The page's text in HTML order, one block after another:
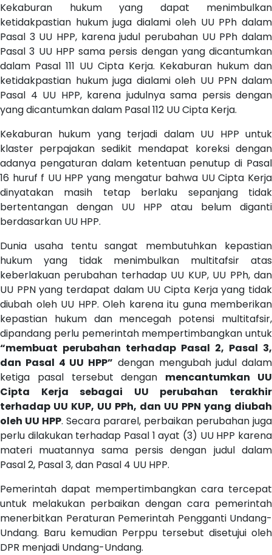
Kekaburan hukum yang dapat menimbulkan
ketidakpastian hukum juga dialami oleh UU PPh dalam
Pasal 3 UU HPP, karena judul perubahan UU PPh dalam
Pasal 3 UU HPP sama persis dengan yang dicantumkan
dalam Pasal 111 UU Cipta Kerja. Kekaburan hukum dan
ketidakpastian hukum juga dialami oleh UU PPN dalam
Pasal 4 UU HPP, karena judulnya sama persis dengan
yang dicantumkan dalam Pasal 112 UU Cipta Kerja.
Kekaburan hukum yang terjadi dalam UU HPP untuk
klaster perpajakan sedikit mendapat koreksi dengan
adanya pengaturan dalam ketentuan penutup di Pasal
16 huruf f UU HPP yang mengatur bahwa UU Cipta Kerja
dinyatakan masih tetap berlaku sepanjang tidak
bertentangan dengan UU HPP atau belum diganti
berdasarkan UU HPP.
Dunia usaha tentu sangat membutuhkan kepastian
hukum yang tidak menimbulkan multitafsir atas
keberlakuan perubahan terhadap UU KUP, UU PPh, dan
UU PPN yang terdapat dalam UU Cipta Kerja yang tidak
diubah oleh UU HPP. Oleh karena itu guna memberikan
kepastian hukum dan mencegah potensi multitafsir,
dipandang perlu pemerintah mempertimbangkan untuk
“membuat perubahan terhadap Pasal 2, Pasal 3,
dan Pasal 4 UU HPP” dengan mengubah judul dalam
ketiga pasal tersebut dengan mencantumkan UU
Cipta Kerja sebagai UU perubahan terakhir
terhadap UU KUP, UU PPh, dan UU PPN yang diubah
oleh UU HPP. Secara pararel, perbaikan perubahan juga
perlu dilakukan terhadap Pasal 1 ayat (3) UU HPP karena
materi muatannya sama persis dengan judul dalam
Pasal 2, Pasal 3, dan Pasal 4 UU HPP.
Pemerintah dapat mempertimbangkan cara tercepat
untuk melakukan perbaikan dengan cara pemerintah
menerbitkan Peraturan Pemerintah Pengganti Undang-
Undang. Baru kemudian Perppu tersebut disetujui oleh
DPR menjadi Undang-Undang.